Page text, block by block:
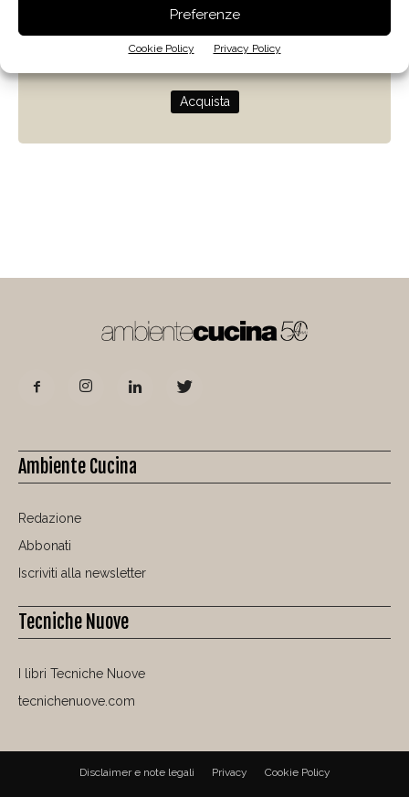
Preferenze
Cookie Policy Privacy Policy
Progettare con la luce naturale
di Giulio Camiz
Acquista
Ambiente Cucina
Redazione
Abbonati
Iscriviti alla newsletter
Tecniche Nuove
I libri Tecniche Nuove
tecnichenuove.com
Disclaimer e note legali Privacy Cookie Policy